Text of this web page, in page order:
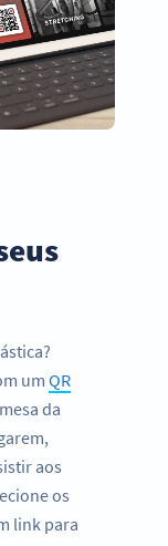
um QR
da
aos
os
link para